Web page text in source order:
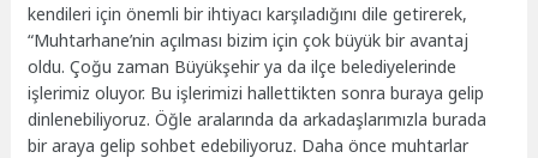
kendileri için önemli bir ihtiyacı karşıladığını dile getirerek,
“Muhtarhane’nin açılması bizim için çok büyük bir avantaj
oldu. Çoğu zaman Büyükşehir ya da ilçe belediyelerinde
işlerimiz oluyor. Bu işlerimizi hallettikten sonra buraya gelip
dinlenebiliyoruz. Öğle aralarında da arkadaşlarımızla burada
bir araya gelip sohbet edebiliyoruz. Daha önce muhtarlar